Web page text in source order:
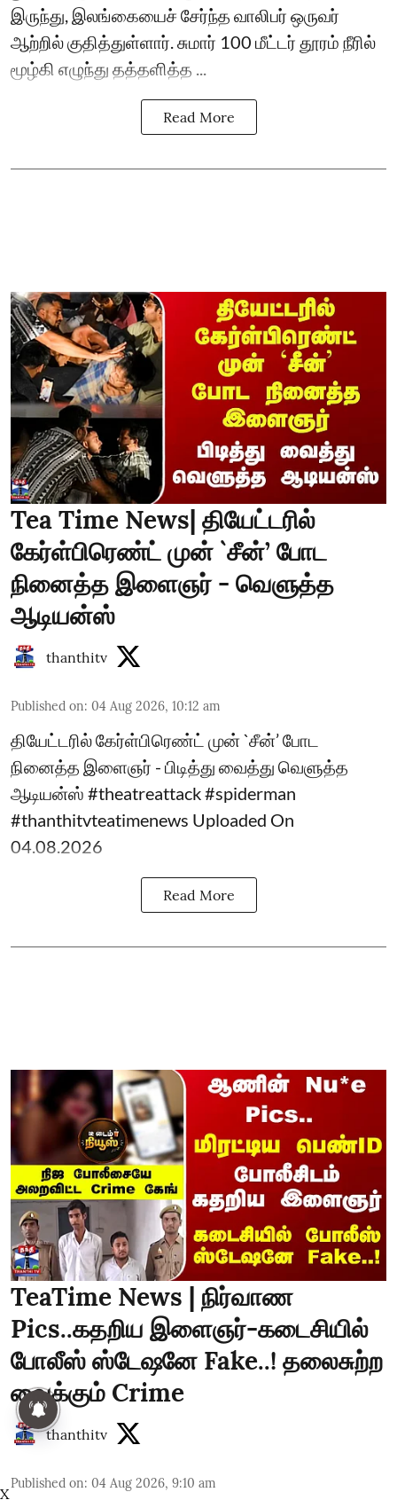
இருந்து, இலங்கையைச் சேர்ந்த வாலிபர் ஒருவர்
ஆற்றில் குதித்துள்ளார். சுமார் 100 மீட்டர் தூரம் நீரில்
மூழ்கி எழுந்து தத்தளித்த ...
Read More
Tea Time News| தியேட்டரில்
கேர்ள்பிரெண்ட் முன் `சீன்’ போட
நினைத்த இளைஞர் - வெளுத்த
ஆடியன்ஸ்
thanthitv
Published on: 04 Aug 2026, 10:12 am
தியேட்டரில் கேர்ள்பிரெண்ட் முன் `சீன்’ போட
நினைத்த இளைஞர் - பிடித்து வைத்து வெளுத்த
ஆடியன்ஸ் #theatreattack #spiderman
#thanthitvteatimenews Uploaded On
04.08.2026
Read More
TeaTime News | நிர்வாண
Pics..கதறிய இளைஞர்-கடைசியில்
போலீஸ் ஸ்டேஷனே Fake..! தலைசுற்ற
வைக்கும் Crime
thanthitv
Published on: 04 Aug 2026, 9:10 am
X